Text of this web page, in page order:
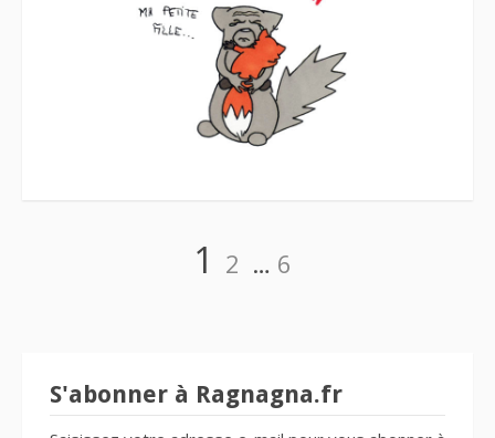
Page
1 Page
2 … Page
6
S'abonner à Ragnagna.fr